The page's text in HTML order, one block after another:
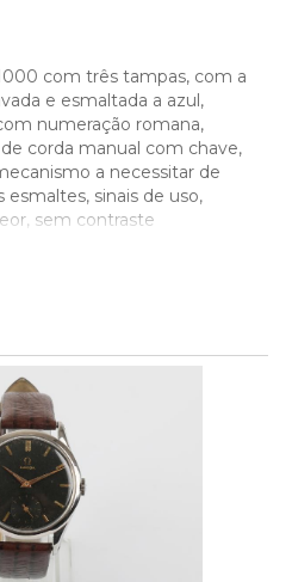
com três tampas, com a
e esmaltada a azul,
numeração romana,
corda manual com chave,
a necessitar de
sinais de uso,
sem contraste
2, alínea c), sem caixa e